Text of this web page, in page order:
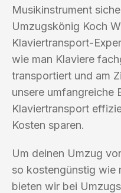
Musikinstrument
Umzugskönig Koch
Klaviertransport-
wie man Klaviere
transportiert und am
unsere umfangreiche
Klaviertransport
Kosten sparen.
Um deinen Umzug
so kostengünstig wie
bieten wir bei